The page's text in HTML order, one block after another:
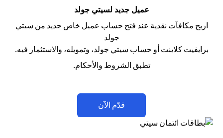
عميل جديد لسيتي جولد
اربح مكافآت نقدية عند فتح حساب عميل خاص جديد من سيتي
جولد
برايفيت كلاينت أو حساب سيتي جولد، وتمويله، والاستثمار فيه.
تطبق الشروط والأحكام.
قدّم الآن